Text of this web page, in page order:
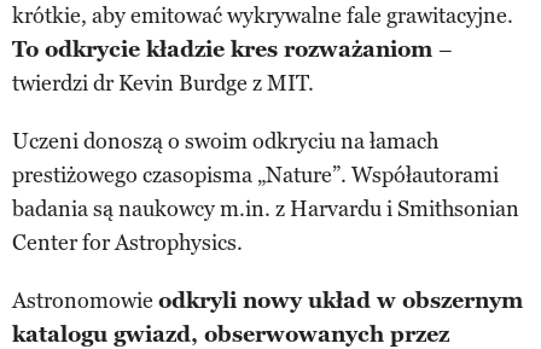
krótkie, aby emitować wykrywalne fale grawitacyjne.
To odkrycie kładzie kres rozważaniom –
twierdzi dr Kevin Burdge z MIT.
Uczeni donoszą o swoim odkryciu na łamach
prestiżowego czasopisma „Nature”. Współautorami
badania są naukowcy m.in. z Harvardu i Smithsonian
Center for Astrophysics.
Astronomowie odkryli nowy układ w obszernym
katalogu gwiazd, obserwowanych przez